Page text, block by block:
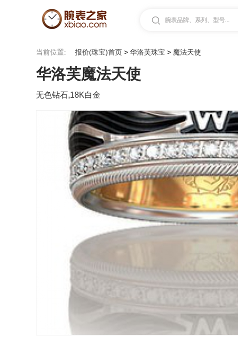
腕表品牌、系列、型号...
当前位置: 报价(珠宝)首页 > 华洛芙珠宝 > 魔法天使
华洛芙魔法天使
无色钻石,18K白金